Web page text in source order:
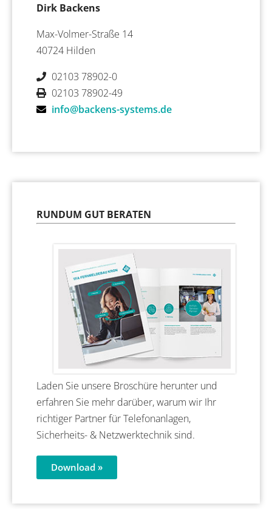
Dirk Backens
Max-Volmer-Straße 14
40724 Hilden
02103 78902-0
02103 78902-49
info@backens-systems.de
RUNDUM GUT BERATEN
Laden Sie unsere Broschüre herunter und
erfahren Sie mehr darüber, warum wir Ihr
richtiger Partner für Telefonanlagen,
Sicherheits- & Netzwerktechnik sind.
Download »